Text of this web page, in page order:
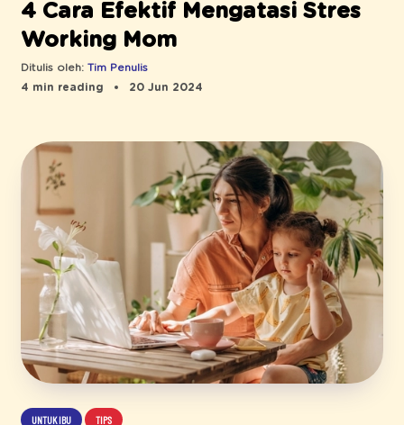
4 Cara Efektif Mengatasi Stres
Working Mom
Ditulis oleh: Tim Penulis
4 min reading
20 Jun 2024
UNTUK IBU TIPS